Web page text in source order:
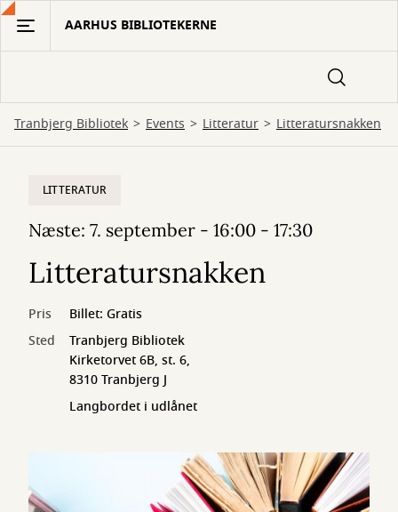
Gå
hovedindhold
AARHUS BIBLIOTEKERNE
Tranbjerg Bibliotek Events Litteratur Litteratursnakken
LITTERATUR
Næste: 7. september - 16:00 - 17:30
Litteratursnakken
Pris
Billet: Gratis
Sted
Tranbjerg Bibliotek
Kirketorvet 6B, st. 6,
8310 Tranbjerg J
Langbordet i udlånet